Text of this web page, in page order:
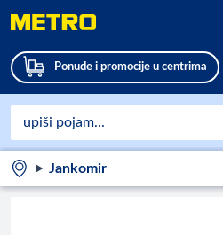
Ponude i promocije u centrima
Jankomir